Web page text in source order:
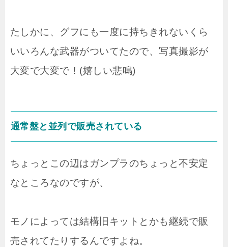
たしかに、グフにも一度に持ちきれないくら
いいろんな武器がついてたので、写真撮影が
大変で大変で！(嬉しい悲鳴)
通常盤と並列で販売されている
ちょっとこの辺はガンプラのちょっと不安定
なところなのですが、
モノによっては結構旧キットとかも継続で販
売されてたりするんですよね。